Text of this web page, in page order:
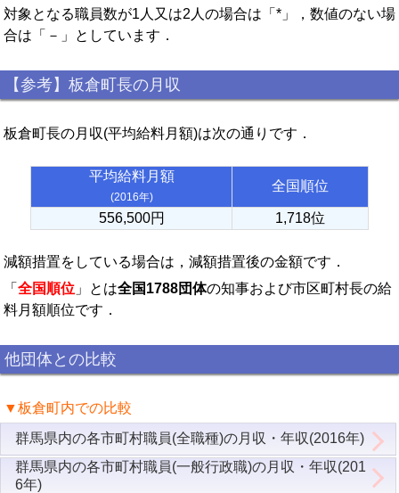
対象となる職員数が1人又は2人の場合は「*」，数値のない場
合は「－」としています．
【参考】板倉町長の月収
板倉町長の月収(平均給料月額)は次の通りです．
平均給料月額
(2016年)
全国順位
556,500円 1,718位
減額措置をしている場合は，減額措置後の金額です．
「 全国順位 」とは全国1788団体の知事および市区町村長の給
料月額順位です．
他団体との比較
▼板倉町内での比較
群馬県内の各市町村職員(全職種)の月収・年収(2016年)
群馬県内の各市町村職員(一般行政職)の月収・年収(201
6年)